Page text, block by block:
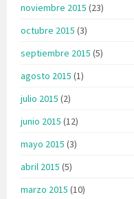
noviembre 2015 (23)
octubre 2015 (3)
septiembre 2015 (5)
agosto 2015 (1)
julio 2015 (2)
junio 2015 (12)
mayo 2015 (3)
abril 2015 (5)
marzo 2015 (10)